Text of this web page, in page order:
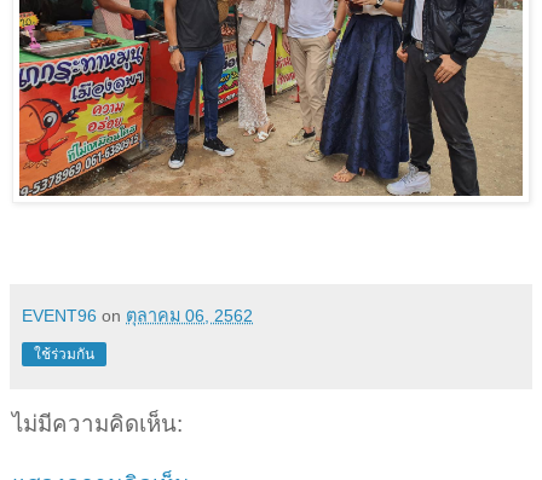
EVENT96 on ตุลาคม 06, 2562
ใช้ร่วมกัน
ไม่มีความคิดเห็น: